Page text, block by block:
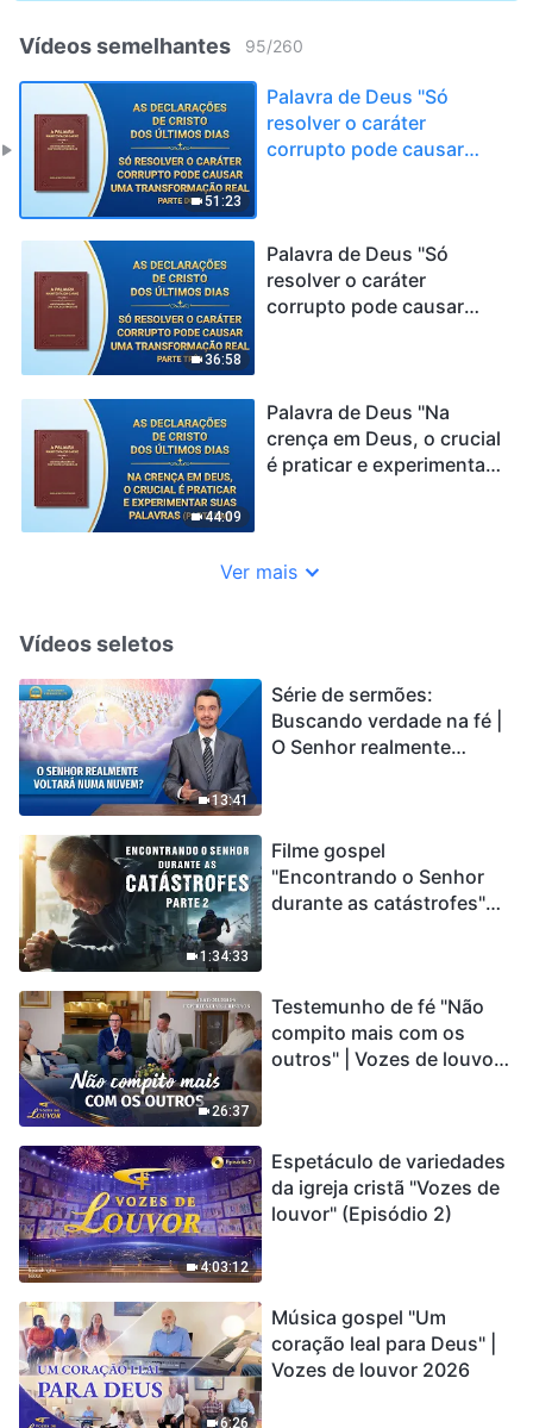
Vídeos semelhantes 95/260
51:23
Palavra de Deus "Só
resolver o caráter
corrupto pode causar
36:58
Palavra de Deus "Só
resolver o caráter
corrupto pode causar
44:09
Palavra de Deus "Na
crença em Deus, o crucial
é praticar e experimentar
Ver mais
Vídeos seletos
13:41
Série de sermões:
Buscando verdade na fé |
O Senhor realmente
1:34:33
Filme gospel
"Encontrando o Senhor
durante as catástrofes"
catástrofes ccontecem, a
humanidade está
entrando em contagem
26:37
Testemunho de fé "Não
compito mais com os
outros" | Vozes de louvor
4:03:12
Espetáculo de variedades
da igreja cristã "Vozes de
louvor" (Episódio 2)
6:26
Música gospel "Um
coração leal para Deus" |
Vozes de louvor 2026